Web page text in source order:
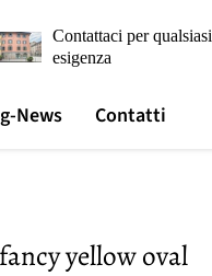
Contattaci per qualsiasi
esigenza
News Contatti
yellow oval